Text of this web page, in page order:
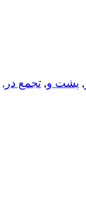
, پشت و, تجمع در ,